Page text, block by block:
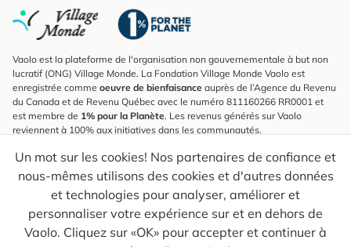
Un mot sur les cookies! Nos partenaires de confiance et
nous-mêmes utilisons des cookies et d'autres données
et technologies pour analyser, améliorer et
personnaliser votre expérience sur et en dehors de
Vaolo. Cliquez sur «OK» pour accepter et continuer à
Vaolo est la plateforme de l'organisation non gouvernementale à but non
lucratif (ONG) Village Monde. La Fondation Village Monde Vaolo est
enregistrée comme oeuvre de bienfaisance auprès de l’Agence du Revenu
du Canada et de Revenu Québec avec le numéro 811160266 RR0001 et
est membre de 1% pour la Planète. Les revenus générés sur Vaolo
reviennent à 100% aux initiatives dans les communautés.
S'inscrire à l'infolettre
Pour connaître les nouveautés, suivre nos explorateurs et recevoir des
astuces pour des voyages plus conscients.
Ton courriel Envoyer